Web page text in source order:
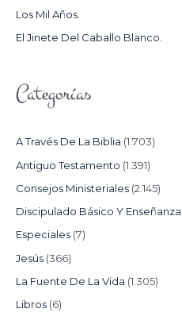
:Los Mil Años.
El Jinete Del Caballo Blanco.
Categorías
A Través De La Biblia (1.703)
Antiguo Testamento (1.391)
Consejos Ministeriales (2.145)
Discipulado Básico Y
Especiales (7)
Jesús (366)
La Fuente De La Vida (1.305)
Libros (6)